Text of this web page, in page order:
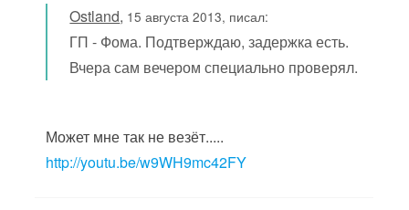
Ostland, 15 августа 2013, писал:
ГП - Фома. Подтверждаю, задержка есть.
Вчера сам вечером специально проверял.
Может мне так не везёт.....
http://youtu.be/w9WH9mc42FY